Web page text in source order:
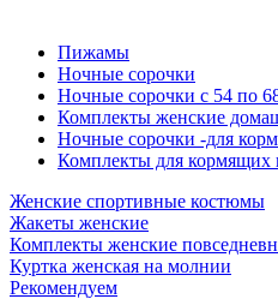
Пижамы
Ночные сорочки
Ночные сорочки с 54 по
Комплекты женские
Ночные сорочки -для
Комплекты для кормящих
Женские спортивные костюмы
Жакеты женские
Комплекты женские
Куртка женская на молнии
Рекомендуем